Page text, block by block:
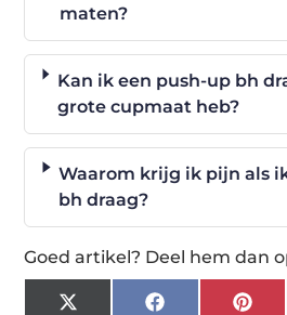
maten?
Kan ik een push-up bh
grote cupmaat heb?
Waarom krijg ik pijn als
bh draag?
Goed artikel? Deel hem dan
X Facebook